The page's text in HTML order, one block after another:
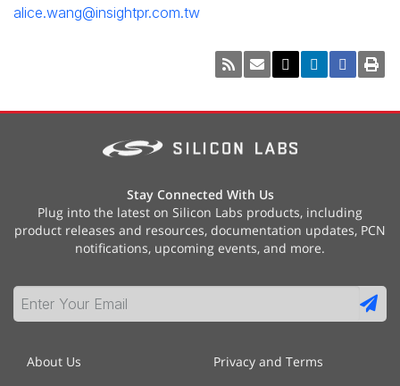
alice.wang@insightpr.com.tw
Stay Connected With Us
Plug into the latest on Silicon Labs products, including
product releases and resources, documentation updates, PCN
notifications, upcoming events, and more.
About Us
Privacy and Terms